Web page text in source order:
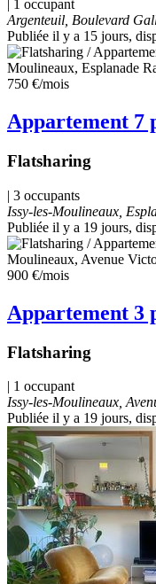
| 1 occupant
Argenteuil, Boulevard
Publiée il y a 15 jours,
750 €/mois
Appartement 7
Flatsharing
| 3 occupants
Issy-les-Moulineaux,
Publiée il y a 19 jours,
900 €/mois
Appartement 3
Flatsharing
| 1 occupant
Issy-les-Moulineaux,
Publiée il y a 19 jours,